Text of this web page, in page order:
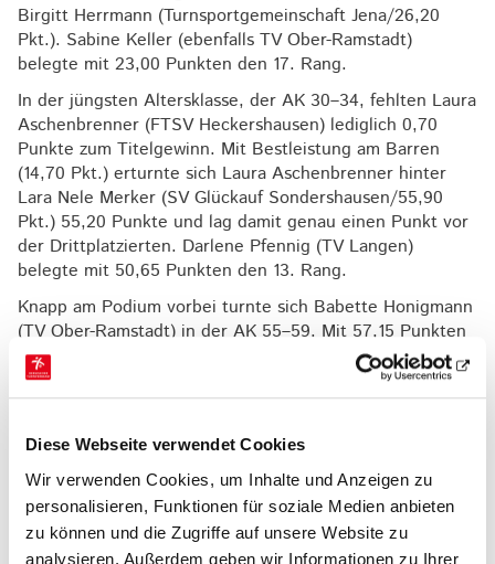
Diese Webseite verwendet Cookies
Wir verwenden Cookies, um Inhalte und Anzeigen zu
personalisieren, Funktionen für soziale Medien anbieten
zu können und die Zugriffe auf unsere Website zu
analysieren. Außerdem geben wir Informationen zu Ihrer
Birgitt Herrmann (Turnsportgemeinschaft Jena/26,20
Pkt.). Sabine Keller (ebenfalls TV Ober-Ramstadt)
belegte mit 23,00 Punkten den 17. Rang.
In der jüngsten Altersklasse, der AK 30–34, fehlten Laura
Aschenbrenner (FTSV Heckershausen) lediglich 0,70
Punkte zum Titelgewinn. Mit Bestleistung am Barren
(14,70 Pkt.) erturnte sich Laura Aschenbrenner hinter
Lara Nele Merker (SV Glückauf Sondershausen/55,90
Pkt.) 55,20 Punkte und lag damit genau einen Punkt vor
der Drittplatzierten. Darlene Pfennig (TV Langen)
belegte mit 50,65 Punkten den 13. Rang.
Knapp am Podium vorbei turnte sich Babette Honigmann
(TV Ober-Ramstadt) in der AK 55–59. Mit 57,15 Punkten
fehlten ihr nur 0,50 Punkte zur Silbermedaille.
In der AK 40–44 belegten Leonie Zugwurst (TSG
50,40 bzw. 50,30 Punkten die Ränge 9 und 10.
Ebenfalls dicht beisammen platzierten sich Katja Leib
(TSV Krofdorf-Gleiberg/48,75 Pkt.) und Anne Lehmann
(TB Wiesbaden/48,30 Pkt.) in der AK 45–49 auf Rang 16
und 17. Miriam Seeland (EKG Heusenstamm) wurde in der